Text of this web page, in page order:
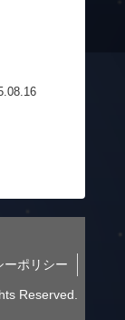
ーポリシー
Reserved.